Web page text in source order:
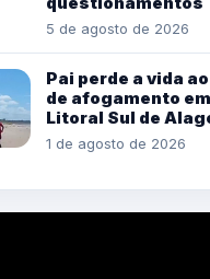
5 de agosto de 2026
Pai perde a vida
de afogamento
Litoral Sul de
1 de agosto de 2026